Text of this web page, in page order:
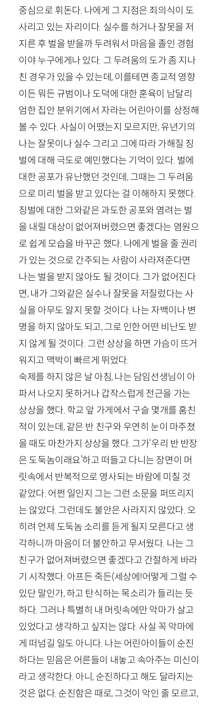
중심으로 휘돈다. 나에게 그 지점은 죄의식이 도
사리고 있는 자리이다. 실수를 하거나 잘못을 저
지른 후 벌을 받을까 두려워서 마음을 졸인 경험
이야 누구에게나 있다. 그 두려움의 도가 좀 지나
친 경우가 있을 수 있는데, 이를테면 종교적 영향
이든 뭐든 규범이나 도덕에 대한 훈육이 남달리
엄한 집안 분위기에서 자라는 어린아이를 상정해
볼 수 있다. 사실이 어땠는지 모르지만, 유년기의
나는 잘못이나 실수 그리고 그에 따라 가해질 징
벌에 대해 극도로 예민했다는 기억이 있다. 벌에
대한 공포가 유난했던 것인데, 그때는 그 두려움
으로 미리 벌을 받고 있다는 걸 이해하지 못했다.
징벌에 대한 그와같은 과도한 공포와 염려는 벌
을 내릴 대상이 없어져버렸으면 좋겠다는 염원으
로 쉽게 모습을 바꾸곤 했다. 나에게 벌을 줄 권리
가 있는 것으로 간주되는 사람이 사라져준다면
나는 벌을 받지 않아도 될 것이다. 그가 없어진다
면, 내가 그와같은 실수나 잘못을 저질렀다는 사
실을 아무도 알지 못할 것이다. 나는 자백이나 변
명을 하지 않아도 되고, 그로 인한 어떤 비난도 받
지 않게 될 것이다. 그런 상상을 하면 가슴이 뜨거
워지고 맥박이 빠르게 뛰었다.
숙제를 하지 않은 날 아침, 나는 담임선생님이 아
파서 나오지 못하거나 갑작스럽게 전근을 가는
상상을 했다. 학교 앞 가게에서 구슬 몇개를 훔친
적이 있는데, 같은 반 친구와 우연히 눈이 마주쳤
을 때도 마찬가지 상상을 했다. 그가‘우리 반 반장
은 도둑놈이래요’하고 떠들고 다니는 장면이 머
릿속에서 반복적으로 영사되는 바람에 미칠 것
같았다. 어쩐 일인지 그는 그런 소문을 퍼뜨리지
는 않았다. 그런데도 불안은 사라지지 않았다. 오
히려 언제 도둑놈 소리를 듣게 될지 모른다고 생
각하니까 마음이 더 불안하고 무서웠다. 나는 그
친구가 없어져버렸으면 좋겠다고 간절하게 바라
기 시작했다. 아프든 죽든(세상에!어떻게 그럴 수
있단 말인가, 하고 탄식하는 목소리가 들리는 듯
하다. 그러나 특별히 내 머릿속에만 악마가 살고
있었다고 생각하고 싶지는 않다. 사실 꼭 악마에
게 떠넘길 일도 아니다. 나는 어린아이들이 순진
하다는 믿음은 어른들이 내놓고 속아주는 미신이
라고 생각한다. 아니, 순진하다고 해도 달라지는
것은 없다. 순진함은 때로, 그것이 악인 줄 모르고,